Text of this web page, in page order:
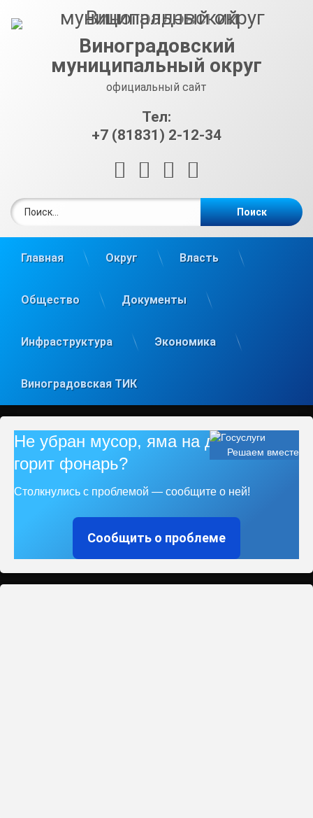
Виноградовский
муниципальный округ
официальный сайт
Тел:
+7 (81831) 2-12-34
RSS E-mailВКонтакте
Главная Округ Власть
Общество Документы
Инфраструктура Экономика
Виноградовская ТИК
Решаем вместе
Не убран мусор, яма на дороге, не
горит фонарь?
Столкнулись с проблемой — сообщите о ней!
Сообщить о проблеме